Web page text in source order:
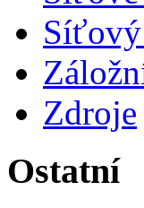
Síťový
Zdroje
Ostatní